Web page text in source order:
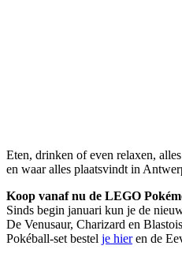
Eten, drinken of even relaxen,
en waar alles plaatsvindt in
Koop vanaf nu de LEGO
Sinds begin januari kun je de
De Venusaur, Charizard en
Pokéball-set bestel je hieren de